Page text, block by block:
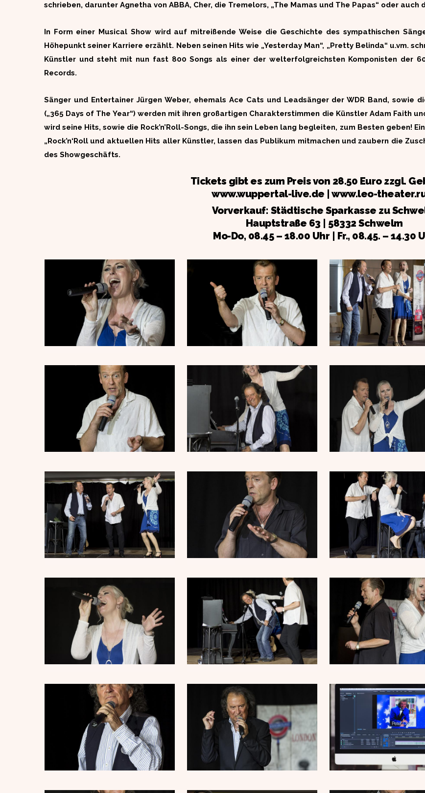
schrieben, darunter Agnetha von ABBA, Cher, die Tremelors, „The Mamas und The Papas“ oder
In Form einer Musical Show wird auf mitreißende Weise die Geschichte des sympathischen
Höhepunkt seiner Karriere erzählt. Neben seinen Hits wie „Yesterday Man“, „Pretty Belinda“ u.vm.
Künstler und steht mit nun fast 800 Songs als einer der welterfolgreichsten Komponisten der
Records.
Sänger und Entertainer Jürgen Weber, ehemals Ace Cats und Leadsänger der WDR Band, sowie
(„365 Days of The Year“) werden mit ihren großartigen Charakterstimmen die Künstler Adam Faith
wird seine Hits, sowie die Rock’n’Roll-Songs, die ihn sein Leben lang begleiten, zum Besten geben!
„Rock’n‘Roll und aktuellen Hits aller Künstler, lassen das Publikum mitmachen und zaubern die
des Showgeschäfts.
Tickets gibt es zum Preis von 28.50 Euro zzgl.
www.wuppertal-live.de | www.leo-
Vorverkauf: Städtische Sparkasse zu
Hauptstraße 63 | 58332 Schwelm
Mo-Do, 08.45 – 18.00 Uhr | Fr., 08.45. – 14.30